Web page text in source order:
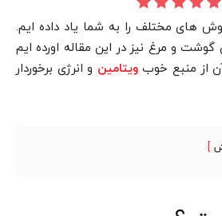
های مختلف را به شما یاد داده ایم.
و مرغ نیز در این مقاله اورده ایم
از منبع خوبویتامین و انرژی برخوردار